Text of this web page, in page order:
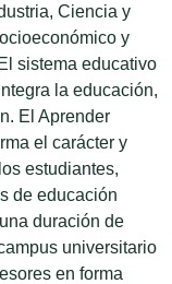
Ciencia y
y
sistema educativo
la educación,
El Aprender
el carácter y
estudiantes,
de educación
duración de
universitario
en forma